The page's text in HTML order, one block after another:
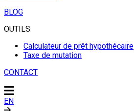
BLOG
OUTILS
Calculateur de prêt hypothécaire
Taxe de mutation
CONTACT
EN